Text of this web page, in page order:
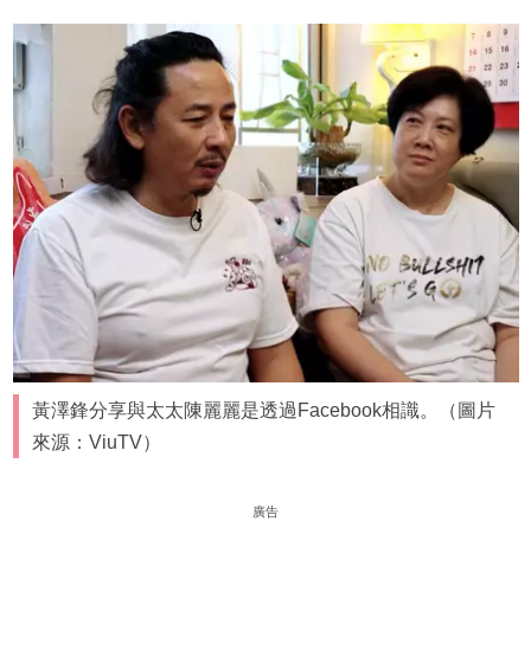
黃澤鋒分享與太太陳麗麗是透過Facebook相識。（圖片
來源：ViuTV）
廣告